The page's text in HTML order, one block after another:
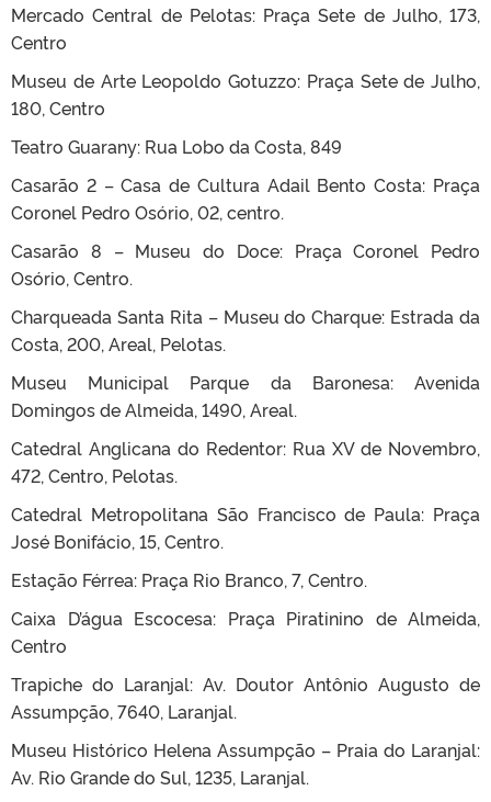
Mercado Central de Pelotas: Praça Sete de Julho, 173,
Centro
Museu de Arte Leopoldo Gotuzzo: Praça Sete de Julho,
180, Centro
Teatro Guarany: Rua Lobo da Costa, 849
Casarão 2 – Casa de Cultura Adail Bento Costa: Praça
Coronel Pedro Osório, 02, centro.
Casarão 8 – Museu do Doce: Praça Coronel Pedro
Osório, Centro.
Charqueada Santa Rita – Museu do Charque: Estrada da
Costa, 200, Areal, Pelotas.
Museu Municipal Parque da Baronesa: Avenida
Domingos de Almeida, 1490, Areal.
Catedral Anglicana do Redentor: Rua XV de Novembro,
472, Centro, Pelotas.
Catedral Metropolitana São Francisco de Paula: Praça
José Bonifácio, 15, Centro.
Estação Férrea: Praça Rio Branco, 7, Centro.
Caixa D’água Escocesa: Praça Piratinino de Almeida,
Centro
Trapiche do Laranjal: Av. Doutor Antônio Augusto de
Assumpção, 7640, Laranjal.
Museu Histórico Helena Assumpção – Praia do Laranjal:
Av. Rio Grande do Sul, 1235, Laranjal.